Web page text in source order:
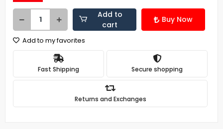
Add to
cart
Buy Now
Add to my favorites
Fast Shipping Secure shopping
Returns and Exchanges